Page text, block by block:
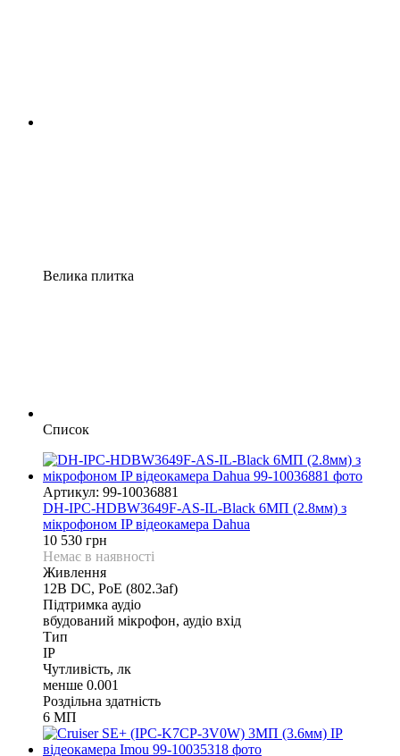
Велика плитка
Список
Артикул: 99-10036881
DH-IPC-HDBW3649F-AS-IL-Black 6МП (2.8мм) з
мікрофоном IP відеокамера Dahua
10 530 грн
Немає в наявності
Живлення
12В DС, PoE (802.3af)
Підтримка аудіо
вбудований мікрофон, аудіо вхід
Тип
IP
Чутливість, лк
менше 0.001
Роздільна здатність
6 МП